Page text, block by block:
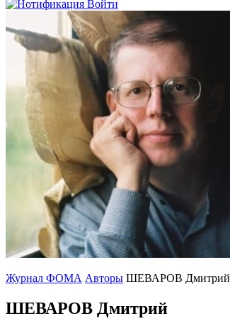
Войти
Журнал ФОМА Авторы ШЕВАРОВ Дмитрий
ШЕВАРОВ Дмитрий